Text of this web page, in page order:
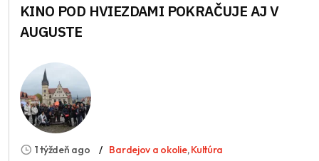
KINO POD HVIEZDAMI POKRAČUJE AJ V
AUGUSTE
1 týždeň ago Bardejov a okolie,Kultúra